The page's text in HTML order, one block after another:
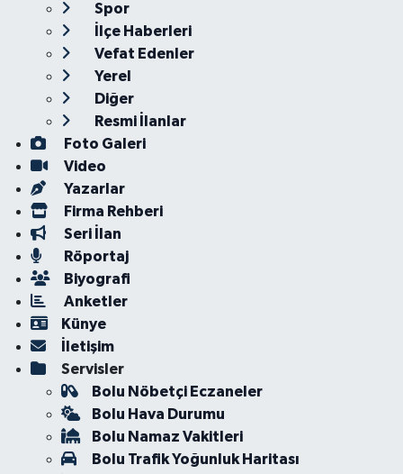
Spor
İlçe Haberleri
Vefat Edenler
Yerel
Diğer
Resmi İlanlar
Foto Galeri
Video
Yazarlar
Firma Rehberi
Seri İlan
Röportaj
Biyografi
Anketler
Künye
İletişim
Servisler
Bolu Nöbetçi Eczaneler
Bolu Hava Durumu
Bolu Namaz Vakitleri
Bolu Trafik Yoğunluk Haritası